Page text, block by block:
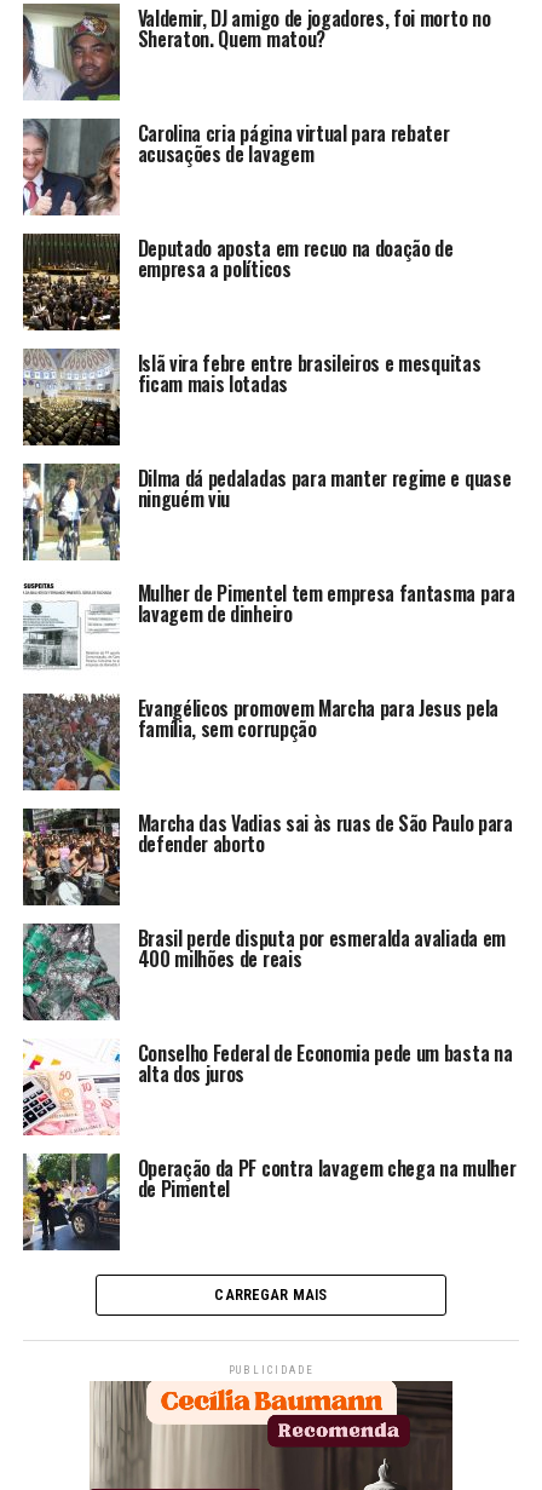
Valdemir, DJ amigo de jogadores, foi morto no
Sheraton. Quem matou?
Carolina cria página virtual para rebater
acusações de lavagem
Deputado aposta em recuo na doação de
empresa a políticos
Islã vira febre entre brasileiros e mesquitas
ficam mais lotadas
Dilma dá pedaladas para manter regime e quase
ninguém viu
Mulher de Pimentel tem empresa fantasma para
lavagem de dinheiro
Evangélicos promovem Marcha para Jesus pela
família, sem corrupção
Marcha das Vadias sai às ruas de São Paulo para
defender aborto
Brasil perde disputa por esmeralda avaliada em
400 milhões de reais
Conselho Federal de Economia pede um basta na
alta dos juros
Operação da PF contra lavagem chega na mulher
de Pimentel
CARREGAR MAIS
PUBLICIDADE